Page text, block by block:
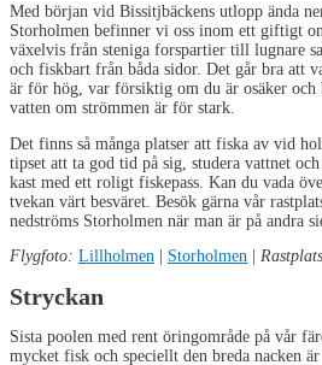
Med början vid Bissitjbäckens utlopp ända
Storholmen befinner vi oss inom ett giftigt
växelvis från steniga forspartier till lugnare
och fiskbart från båda sidor. Det går bra att
är för hög, var försiktig om du är osäker
vatten om strömmen är för stark.
Det finns så många platser att fiska av vid
tipset att ta god tid på sig, studera vattnet
kast med ett roligt fiskepass. Kan du vada
tvekan värt besväret. Besök gärna vår
nedströms Storholmen när man är på andra
Flygfoto: Lillholmen Storholmen
Stryckan
Sista poolen med rent öringområde på vår
mycket fisk och speciellt den breda nacken